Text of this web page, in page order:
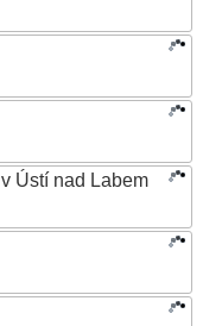
Ústí nad Labem